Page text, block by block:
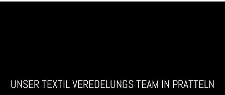
UNSER TEXTIL VEREDELUNGS TEAM IN PRATTELN